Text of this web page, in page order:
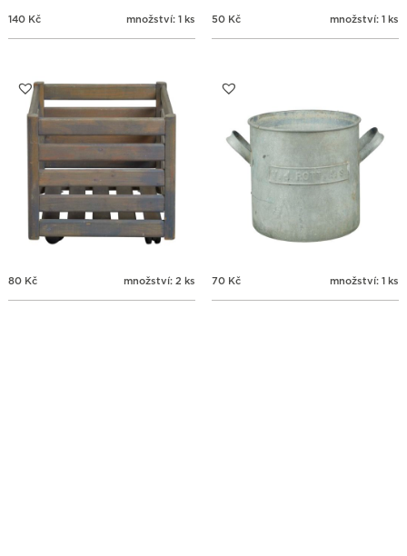
140 Kč množství: 1 ks 50 Kč množství: 1 ks
80 Kč množství: 2 ks 70 Kč množství: 1 ks